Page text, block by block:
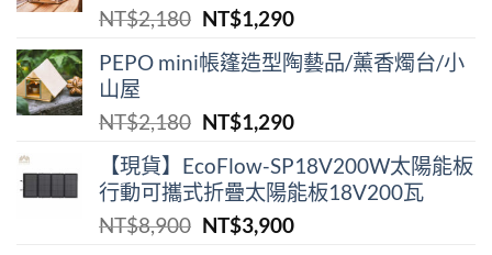
NT$2,180 原
價
NT$2,180。
NT$1,290目
價
NT$1,290。
PEPO mini帳篷造型陶藝品/薰香燭台/小
山屋
NT$2,180 原
價
格：
NT$2,180。
NT$1,290目
價
格：
NT$1,290。
【現貨】EcoFlow-SP18V200W太陽能板
行動可攜式折疊太陽能板18V200瓦
NT$8,900 原
NT$3,900目